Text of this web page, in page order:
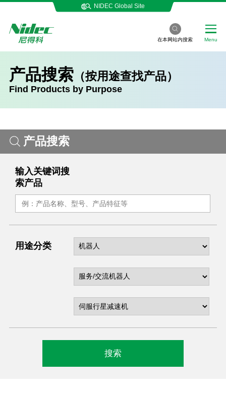
NIDEC Global Site
在本网站内搜索 Menu
产品搜索（按用途查找产品）
Find Products by Purpose
产品搜索
输入关键词搜
索产品
用途分类